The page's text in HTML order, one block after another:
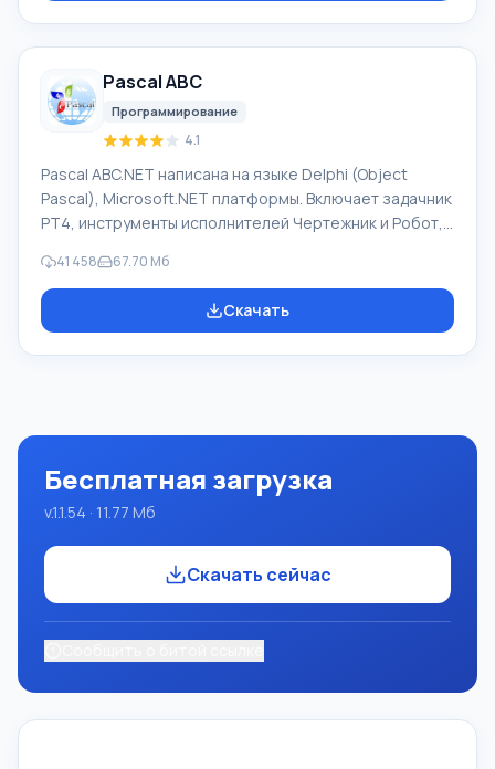
русского интерфейса или электронные письма
иностранной компани
Pascal ABC
Программирование
4.1
Pascal ABC.NET написана на языке Delphi (Object
Pascal), Microsoft.NET платформы. Включает задачник
PT4, инструменты исполнителей Чертежник и Робот,
изучении программирования. Основное назначение
систем программирования Pascal ABC.NET изучение и
обучение языкам современного программирования.
41 458 67.70 Мб
Скачать
Бесплатная загрузка
v.1.1.54 · 11.77 Мб
Скачать сейчас